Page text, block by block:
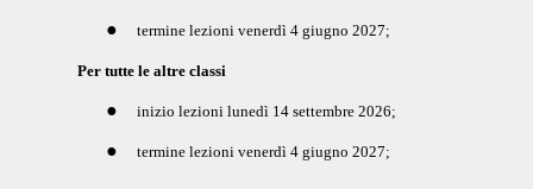
● termine lezioni venerdì 4 giugno 2027;
Per tutte le altre classi
● inizio lezioni lunedì 14 settembre 2026;
● termine lezioni venerdì 4 giugno 2027;